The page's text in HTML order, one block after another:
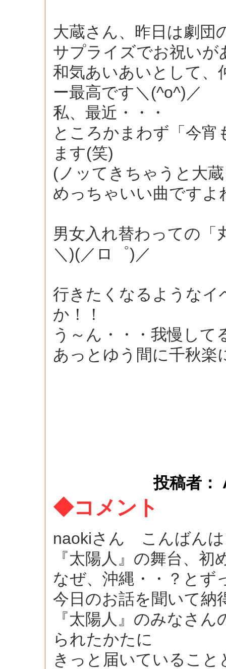
大蔵さん、昨日は劇団
サプライズでお祝い
和気あいあいとして、
ー最高です＼(^o^)／
私、最近・・・
ところかまわず「今
ます(笑)
(ノッてきちゃうと大
めっちゃいい曲ですよ
男女入れ替わっての「
＼)(／ロ゜)／
行きたくなるような
か！！
う～ん・・・我慢して
あっとゆう間に千秋楽
投稿者：
◆コメント
naokiさん こんばん
『太陽人』の舞台、
なぜ、沖縄・・？とず
今日のお話を聞いて納
『太陽人』のみなさ
られたかたに
きっと届いていること